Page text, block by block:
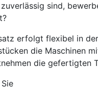
sind,
erfolgt flexibel in
die Maschinen
die gefertigten